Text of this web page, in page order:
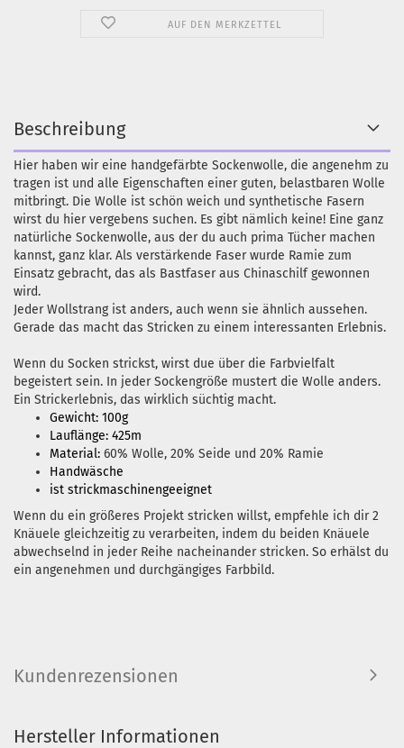
AUF DEN MERKZETTEL
Beschreibung
Hier haben wir eine handgefärbte Sockenwolle, die angenehm zu
tragen ist und alle Eigenschaften einer guten, belastbaren Wolle
mitbringt. Die Wolle ist schön weich und synthetische Fasern
wirst du hier vergebens suchen. Es gibt nämlich keine! Eine ganz
natürliche Sockenwolle, aus der du auch prima Tücher machen
kannst, ganz klar. Als verstärkende Faser wurde Ramie zum
Einsatz gebracht, das als Bastfaser aus Chinaschilf gewonnen
wird.
Jeder Wollstrang ist anders, auch wenn sie ähnlich aussehen.
Gerade das macht das Stricken zu einem interessanten Erlebnis.
Wenn du Socken strickst, wirst due über die Farbvielfalt
begeistert sein. In jeder Sockengröße mustert die Wolle anders.
Ein Strickerlebnis, das wirklich süchtig macht.
Gewicht: 100g
Lauflänge: 425m
Material: 60% Wolle, 20% Seide und 20% Ramie
Handwäsche
ist strickmaschinengeeignet
Wenn du ein größeres Projekt stricken willst, empfehle ich dir 2
Knäuele gleichzeitig zu verarbeiten, indem du beiden Knäuele
abwechselnd in jeder Reihe nacheinander stricken. So erhälst du
ein angenehmen und durchgängiges Farbbild.
Kundenrezensionen
Hersteller Informationen